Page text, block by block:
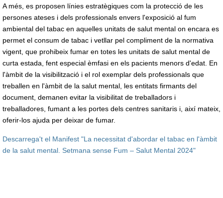
A més, es proposen línies estratègiques com la protecció de les
persones ateses i dels professionals envers l'exposició al fum
ambiental del tabac en aquelles unitats de salut mental on encara es
permet el consum de tabac i vetllar pel compliment de la normativa
vigent, que prohibeix fumar en totes les unitats de salut mental de
curta estada, fent especial èmfasi en els pacients menors d'edat. En
l'àmbit de la visibilització i el rol exemplar dels professionals que
treballen en l'àmbit de la salut mental, les entitats firmants del
document, demanen evitar la visibilitat de treballadors i
treballadores, fumant a les portes dels centres sanitaris i, així mateix,
oferir-los ajuda per deixar de fumar.
Descarrega't el Manifest "La necessitat d'abordar el tabac en l'àmbit
de la salut mental. Setmana sense Fum – Salut Mental 2024"